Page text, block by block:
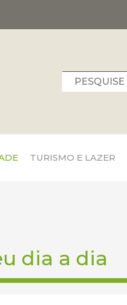
TURISMO E LAZER
dia a dia